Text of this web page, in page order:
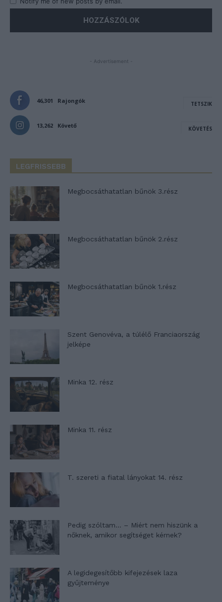
- Advertisement -
46,301 Rajongók TETSZIK
13,262 Követő KÖVETÉS
LEGFRISSEBB
Megbocsáthatatlan bűnök 3.rész
Megbocsáthatatlan bűnök 2.rész
Megbocsáthatatlan bűnök 1.rész
Szent Genovéva, a túlélő Franciaország
jelképe
Minka 12. rész
Minka 11. rész
T. szereti a fiatal lányokat 14. rész
Pedig szóltam… – Miért nem hiszünk a
nőknek, amikor segítséget kérnek?
A legidegesítőbb kifejezések laza
gyűjteménye